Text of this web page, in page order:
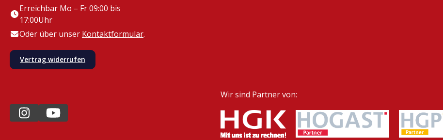
Erreichbar Mo – Fr 09:00 bis
17:00Uhr
Oder über unser Kontaktformular.
Vertrag widerrufen
Wir sind Partner von: